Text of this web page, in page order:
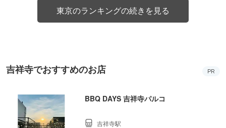
東京のランキングの続きを見る
吉祥寺でおすすめのお店 PR
BBQ DAYS 吉祥寺パルコ
吉祥寺駅